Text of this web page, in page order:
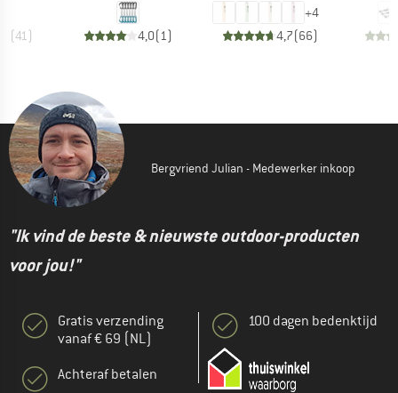
(41) 4,0(1)
+4
4,7(66)
Bergvriend Julian - Medewerker inkoop
"Ik vind de beste & nieuwste outdoor-producten
voor jou!"
Gratis verzending
vanaf € 69 (NL)
Achteraf betalen
100 dagen bedenktijd